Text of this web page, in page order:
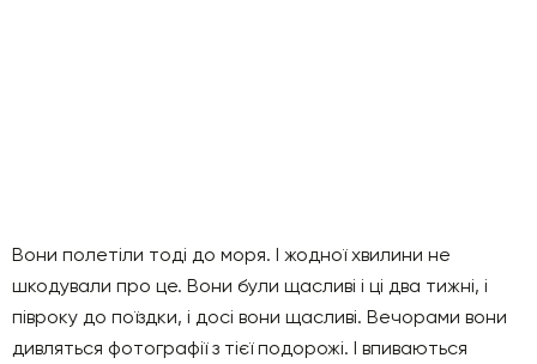
Вони полетіли тоді до моря. І жодної хвилини не
шкодували про це. Вони були щасливі і ці два тижні, і
півроку до поїздки, і досі вони щасливі. Вечорами вони
дивляться фотографії з тієї подорожі. І впиваються